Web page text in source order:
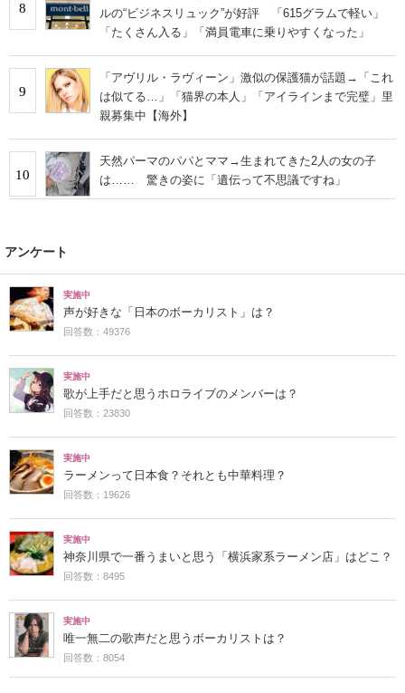
8
ルの“ビジネスリュック”が好評 「615グラムで軽い」
「たくさん入る」「満員電車に乗りやすくなった」
9
「アヴリル・ラヴィーン」激似の保護猫が話題→「これ
は似てる…」「猫界の本人」「アイラインまで完璧」里
親募集中【海外】
10
天然パーマのパパとママ→生まれてきた2人の女の子
は…… 驚きの姿に「遺伝って不思議ですね」
アンケート
実施中
声が好きな「日本のボーカリスト」は？
回答数：49376
実施中
歌が上手だと思うホロライブのメンバーは？
回答数：23830
実施中
ラーメンって日本食？それとも中華料理？
回答数：19626
実施中
神奈川県で一番うまいと思う「横浜家系ラーメン店」はどこ？
回答数：8495
実施中
唯一無二の歌声だと思うボーカリストは？
回答数：8054